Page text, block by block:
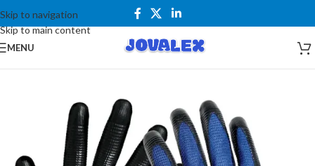
Skip to navigation
Skip to main content
MENU